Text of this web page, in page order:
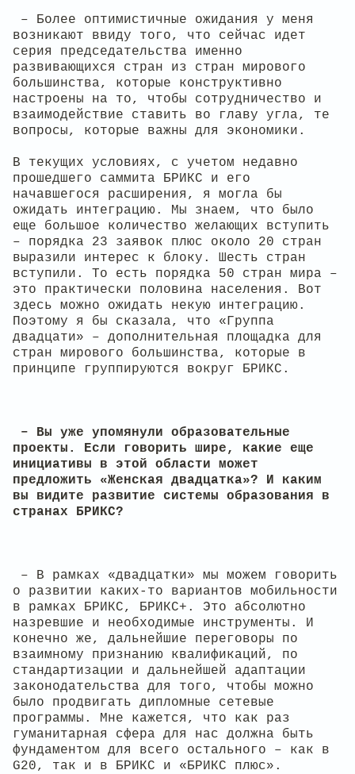
– Более оптимистичные ожидания у меня
возникают ввиду того, что сейчас идет
серия председательства именно
развивающихся стран из стран мирового
большинства, которые конструктивно
настроены на то, чтобы сотрудничество и
взаимодействие ставить во главу угла, те
вопросы, которые важны для экономики.
В текущих условиях, с учетом недавно
прошедшего саммита БРИКС и его
начавшегося расширения, я могла бы
ожидать интеграцию. Мы знаем, что было
еще большое количество желающих вступить
– порядка 23 заявок плюс около 20 стран
выразили интерес к блоку. Шесть стран
вступили. То есть порядка 50 стран мира –
это практически половина населения. Вот
здесь можно ожидать некую интеграцию.
Поэтому я бы сказала, что «Группа
двадцати» – дополнительная площадка для
стран мирового большинства, которые в
принципе группируются вокруг БРИКС.
– Вы уже упомянули образовательные
проекты. Если говорить шире, какие еще
инициативы в этой области может
предложить «Женская двадцатка»? И каким
вы видите развитие системы образования в
странах БРИКС?
– В рамках «двадцатки» мы можем говорить
о развитии каких-то вариантов мобильности
в рамках БРИКС, БРИКС+. Это абсолютно
назревшие и необходимые инструменты. И
конечно же, дальнейшие переговоры по
взаимному признанию квалификаций, по
стандартизации и дальнейшей адаптации
законодательства для того, чтобы можно
было продвигать дипломные сетевые
программы. Мне кажется, что как раз
гуманитарная сфера для нас должна быть
фундаментом для всего остального – как в
G20, так и в БРИКС и «БРИКС плюс».